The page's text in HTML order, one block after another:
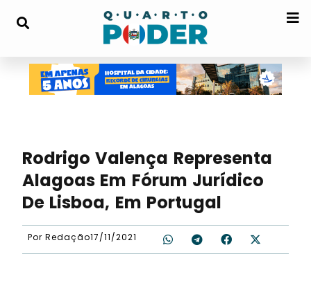
Rodrigo Valença Representa
Alagoas Em Fórum Jurídico
De Lisboa, Em Portugal
Por Redação17/11/2021